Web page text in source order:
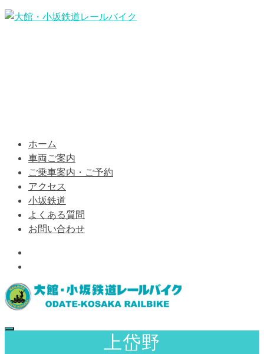
ホーム
車両ご案内
ご乗車案内・ご予約
アクセス
小坂鉄道
よくある質問
お問い合わせ
上岱野